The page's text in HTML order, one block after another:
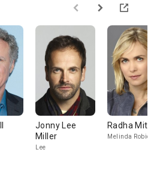
Jonny Lee
Miller
Lee
Radha
Melinda